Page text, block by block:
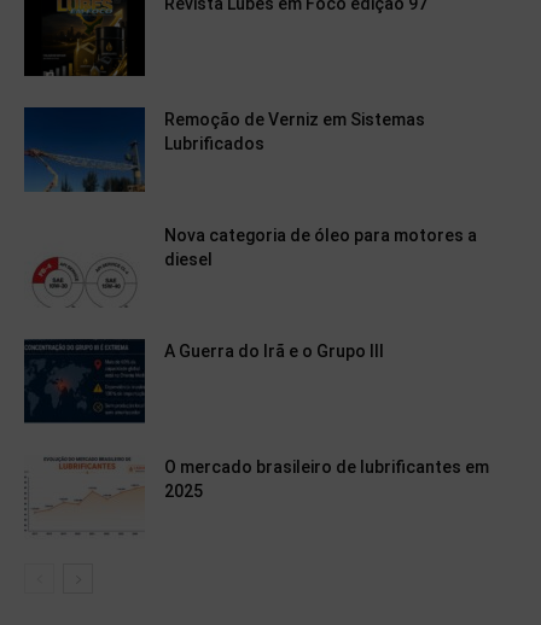
Remoção de Verniz em Sistemas
Lubrificados
Nova categoria de óleo para motores a
diesel
A Guerra do Irã e o Grupo III
O mercado brasileiro de lubrificantes em
2025